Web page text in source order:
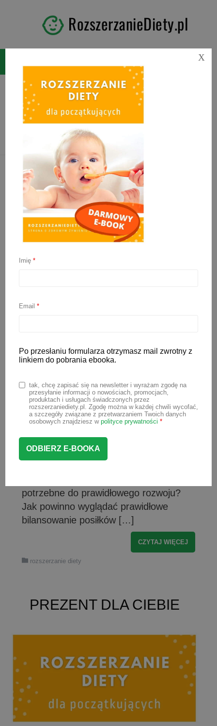
RozszerzanieDiety.pl
Tag:pierwszy tydzień
rozszerzania diety
niemowlaka
Żywienie dziecka w pierwszym roku
energii i wszystkich niezbędnych
składników odżywczych. To przede
wszystkim nauka nowych umiejętności,
próbowanie i poznawanie różnych
smaków oraz kształtowanie
prawidłowych nawyków żywieniowych.
potrzebne do prawidłowego rozwoju?
Jak powinno wyglądać prawidłowe
bilansowanie posiłków […]
CZYTAJ WIĘCEJ
rozszerzanie diety
PREZENT DLA CIEBIE
Imię*
Email*
Po przesłaniu formularza otrzymasz mail zwrotny z
linkiem do pobrania ebooka.
tak, chcę zapisać się na newsletter i wyrażam zgodę na
przesyłanie informacji o nowościach, promocjach,
produktach i usługach świadczonych przez
rozszerzaniediety.pl. Zgodę można w każdej chwili wycofać,
a szczegóły związane z przetwarzaniem Twoich danych
osobowych znajdziesz w polityce prywatności *
X